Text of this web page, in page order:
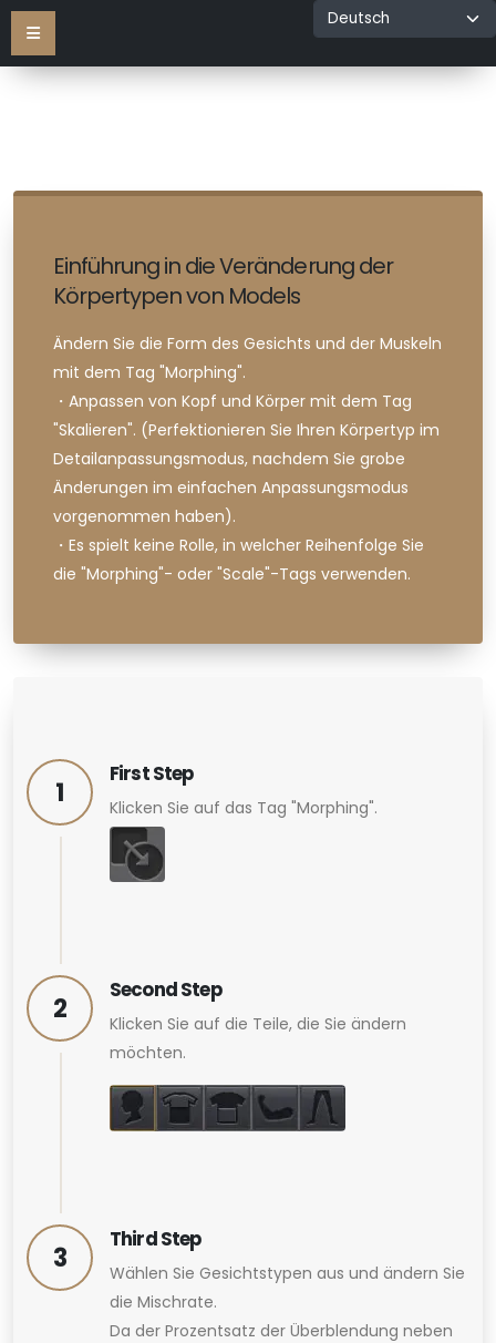
registrieren soll.
Einführung in die Veränderung der
Körpertypen von Models
Ändern Sie die Form des Gesichts und der Muskeln
mit dem Tag "Morphing".
・Anpassen von Kopf und Körper mit dem Tag
"Skalieren". (Perfektionieren Sie Ihren Körpertyp im
Detailanpassungsmodus, nachdem Sie grobe
Änderungen im einfachen Anpassungsmodus
vorgenommen haben).
・Es spielt keine Rolle, in welcher Reihenfolge Sie
die "Morphing"- oder "Scale"-Tags verwenden.
1
First Step
Klicken Sie auf das Tag "Morphing".
2
Second Step
Klicken Sie auf die Teile, die Sie ändern
möchten.
3
Third Step
Wählen Sie Gesichtstypen aus und ändern Sie
die Mischrate.
Da der Prozentsatz der Überblendung neben